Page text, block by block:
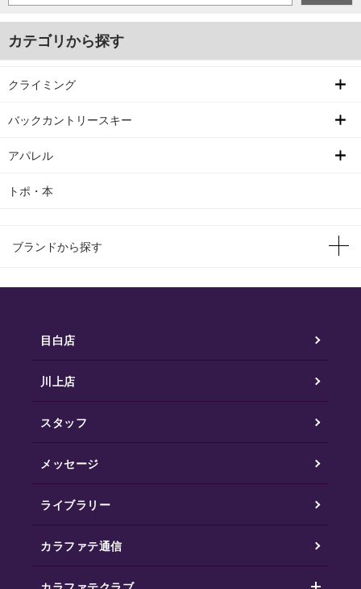
カテゴリから探す
クライミング
バックカントリースキー
アパレル
トポ・本
ブランドから探す
目白店
川上店
スタッフ
メッセージ
ライブラリー
カラファテ通信